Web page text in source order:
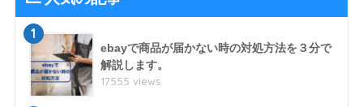
1
ebayで商品が届かない時の対処方法を３分で
解説します。
17555 views